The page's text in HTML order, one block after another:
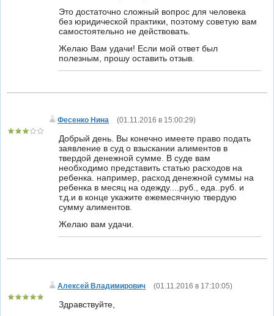
Это достаточно сложный вопрос для человека
без юридической практики, поэтому советую вам
самостоятельно не действовать.
Желаю Вам удачи! Если мой ответ был
полезным, прошу оставить отзыв.
Фесенко Нина (01.11.2016 в 15:00:29)
Добрый день. Вы конечно имеете право подать
заявление в суд о взыскании алиментов в
твердой денежной сумме. В суде вам
необходимо представить статью расходов на
ребенка. например, расход денежной суммы на
ребенка в месяц на одежду....руб., еда..руб. и
т.д.и в конце укажите ежемесячную твердую
сумму алиментов.
Желаю вам удачи.
Алексей Владимирович (01.11.2016 в 17:10:05)
Здравствуйте,